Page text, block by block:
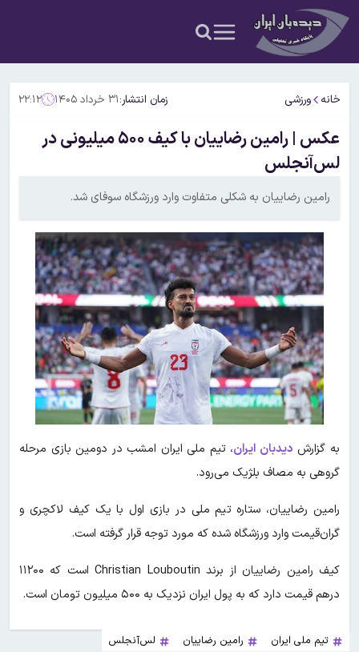
خانه ورزشی زمان انتشار:۳۱ خرداد ۱۴۰۵ ۲۲:۱۲
عکس | رامین رضاییان با کیف ۵۰۰ میلیونی در
لس‌آنجلس
رامین رضاییان به شکلی متفاوت وارد ورزشگاه سوفای شد.
به گزارش دیدبان ایران، تیم ملی ایران امشب در دومین بازی مرحله
گروهی به مصاف بلژیک می‌رود.
رامین رضاییان، ستاره تیم ملی در بازی اول با یک کیف لاکچری و
گران‌قیمت وارد ورزشگاه شده که مورد توجه قرار گرفته است.
کیف رامین رضاییان از برند Christian Louboutin است که ۱۱۲۰۰
درهم قیمت دارد که به پول ایران نزدیک به ۵۰۰ میلیون تومان است.
تیم ملی ایران رامین رضاییان لس‌آنجلس